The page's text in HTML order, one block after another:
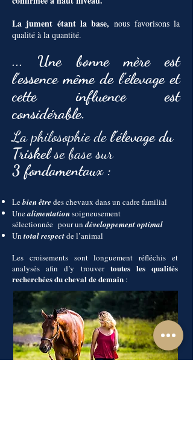
La jument étant la base, nous favorisons la
qualité à la quantité.
... Une bonne mère est
l’essence même de l’élevage et
cette influence est
considérable.
La philosophie de l’élevage du
Triskelse base sur
3 fondamentaux :
Lebien être des chevaux dans un cadre familial
Unealimentationsoigneusement
sélectionnée pour undéveloppement optimal
Un total respectde l’animal
Les croisements sont longuement réfléchis et
analysés afin d’y trouver toutes les qualités
recherchées du cheval de demain :